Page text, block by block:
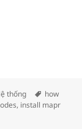
thống Thẻ
how
, install mapr